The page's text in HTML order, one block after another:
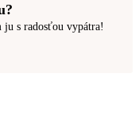
ju s radosťou vypátra!